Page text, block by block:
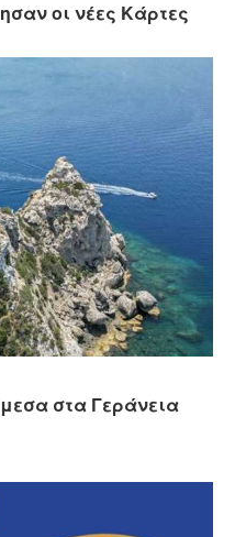
οι νέες Κάρτες
στα Γεράνεια